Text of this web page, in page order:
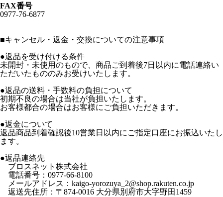
FAX番号
0977-76-6877
■キャンセル・返金・交換についての注意事項
●返品を受け付ける条件
未開封・未使用のもので、商品ご到着後7日以内に電話連絡い
ただいたもののみお受けいたします。
●返品の送料・手数料の負担について
初期不良の場合は当社が負担いたします。
お客様都合の場合はお客様にご負担いただきます。
●返金について
返品商品到着確認後10営業日以内にご指定口座にお振込いたし
ます。
●返品連絡先
ブロスネット株式会社
電話番号：0977-66-8100
メールアドレス：kaigo-yorozuya_2@shop.rakuten.co.jp
返送先住所：〒874-0016 大分県別府市大字野田1459